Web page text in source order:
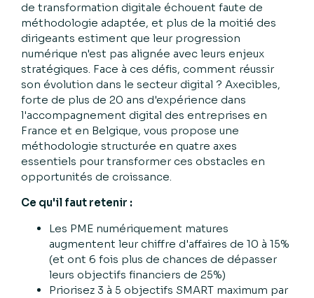
de transformation digitale échouent faute de
méthodologie adaptée, et plus de la moitié des
dirigeants estiment que leur progression
numérique n'est pas alignée avec leurs enjeux
stratégiques. Face à ces défis, comment réussir
son évolution dans le secteur digital ? Axecibles,
forte de plus de 20 ans d'expérience dans
l'accompagnement digital des entreprises en
France et en Belgique, vous propose une
méthodologie structurée en quatre axes
essentiels pour transformer ces obstacles en
opportunités de croissance.
Ce qu'il faut retenir :
Les PME numériquement matures
augmentent leur chiffre d'affaires de 10 à 15%
(et ont 6 fois plus de chances de dépasser
leurs objectifs financiers de 25%)
Priorisez 3 à 5 objectifs SMART maximum par